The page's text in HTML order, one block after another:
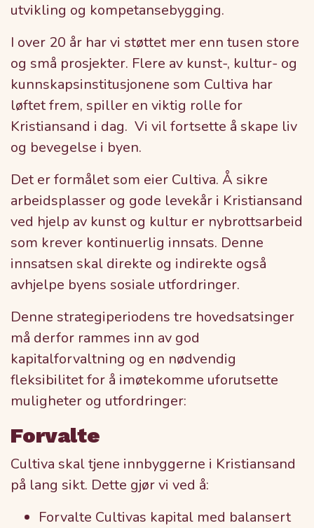
utvikling og kompetansebygging.
I over 20 år har vi støttet mer enn tusen store
og små prosjekter. Flere av kunst-, kultur- og
kunnskapsinstitusjonene som Cultiva har
løftet frem, spiller en viktig rolle for
Kristiansand i dag. Vi vil fortsette å skape liv
og bevegelse i byen.
Det er formålet som eier Cultiva. Å sikre
arbeidsplasser og gode levekår i Kristiansand
ved hjelp av kunst og kultur er nybrottsarbeid
som krever kontinuerlig innsats. Denne
innsatsen skal direkte og indirekte også
avhjelpe byens sosiale utfordringer.
Denne strategiperiodens tre hovedsatsinger
må derfor rammes inn av god
kapitalforvaltning og en nødvendig
fleksibilitet for å imøtekomme uforutsette
muligheter og utfordringer:
Forvalte
Cultiva skal tjene innbyggerne i Kristiansand
på lang sikt. Dette gjør vi ved å:
Forvalte Cultivas kapital med balansert